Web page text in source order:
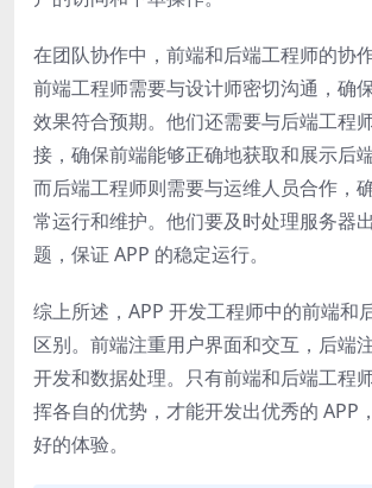
在团队协作中，前端和后端工程师的协
前端工程师需要与设计师密切沟通，确
效果符合预期。他们还需要与后端工程
接，确保前端能够正确地获取和展示后
而后端工程师则需要与运维人员合作，
常运行和维护。他们要及时处理服务器
题，保证 APP 的稳定运行。
综上所述，APP 开发工程师中的前端和
区别。前端注重用户界面和交互，后端
开发和数据处理。只有前端和后端工程
挥各自的优势，才能开发出优秀的 APP
好的体验。